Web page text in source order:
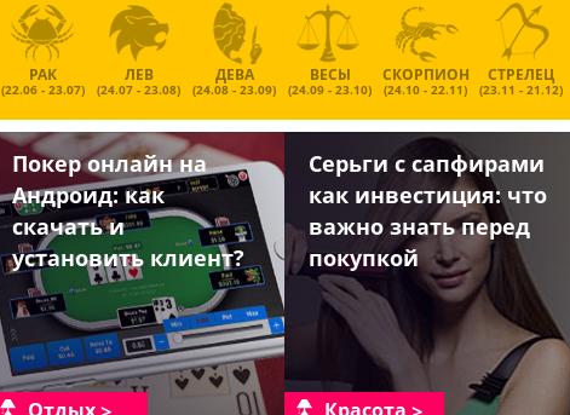
РАК
(22.06 - 23.07)
ЛЕВ
(24.07 - 23.08)
ДЕВА
(24.08 - 23.09)
ВЕСЫ
(24.09 - 23.10)
СКОРПИОН
(24.10 - 22.11)
СТРЕЛЕЦ
(23.11 - 21.12)
Покер онлайн на
Андроид: как
скачать и
установить клиент?
Серьги с сапфирами
как инвестиция: что
важно знать перед
покупкой